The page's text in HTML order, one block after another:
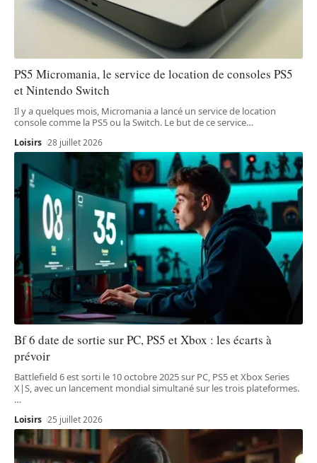
PS5 Micromania, le service de location de consoles PS5
et Nintendo Switch
Il y a quelques mois, Micromania a lancé un service de location
console comme la PS5 ou la Switch. Le but de ce service…
Loisirs 28 juillet 2026
Bf 6 date de sortie sur PC, PS5 et Xbox : les écarts à
prévoir
Battlefield 6 est sorti le 10 octobre 2025 sur PC, PS5 et Xbox Series
X|S, avec un lancement mondial simultané sur les trois plateformes.
…
Loisirs 25 juillet 2026